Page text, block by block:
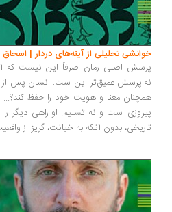
تحلیلی از آینه‌های دردار | اسحاق
اصلی رمان صرفاً این نیست که آیا
عمیق‌تر این است: انسان پس از شکست
معنا و هویت خود را حفظ کند؟... پاسخی
است و نه تسلیم. او راهی دیگر را
بدون آنکه به خیانت، گریز از واقعیت یا